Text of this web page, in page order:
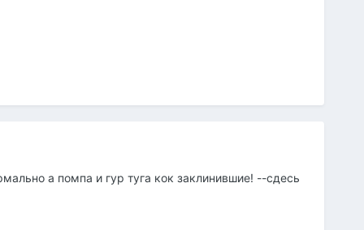
а помпа и гур туга кок заклинившие! --сдесь